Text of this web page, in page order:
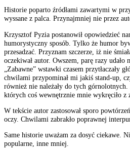
Historie poparto źródłami zawartymi w
wyssane z palca. Przynajmniej nie przez
Krzysztof Pyzia postanowił opowiedzieć
humorystyczny sposób. Tylko że humor
przesadzać. Przyznam szczerze, iż nie
oczekiwał autor. Owszem, parę razy udało
„Zabawne” wstawki czasem przytłaczały
chwilami przypominał mi jakiś stand-up,
również nie należały do tych
których coś wewnętrznie mnie wykręciło z
W tekście autor zastosował sporo
oczy. Chwilami zabrakło poprawnej
Same historie uważam za dosyć ciekawe.
popularne, inne mniej.